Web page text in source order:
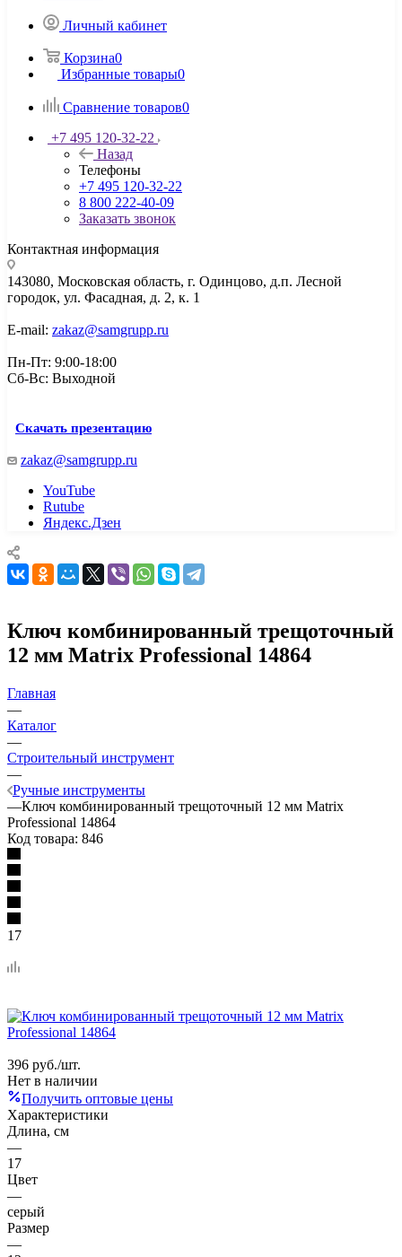
Личный кабинет
Корзина0
Избранные товары0
Сравнение товаров0
+7 495 120-32-22
Назад
Телефоны
+7 495 120-32-22
8 800 222-40-09
Заказать звонок
Контактная информация
143080, Mосковская область, г. Одинцово, д.п. Лесной
городок, ул. Фасадная, д. 2, к. 1
E-mail: zakaz@samgrupp.ru
Пн-Пт: 9:00-18:00
Сб-Вс: Выходной
Скачать презентацию
zakaz@samgrupp.ru
YouTube
Rutube
Яндекс.Дзен
Ключ комбинированный трещоточный
12 мм Matrix Professional 14864
Главная
—
Каталог
—
Строительный инструмент
—
Ручные инструменты
—Ключ комбинированный трещоточный 12 мм Matrix
Professional 14864
Код товара: 846
17
396 руб./шт.
Нет в наличии
Получить оптовые цены
Характеристики
Длина, см
—
17
Цвет
—
серый
Размер
—